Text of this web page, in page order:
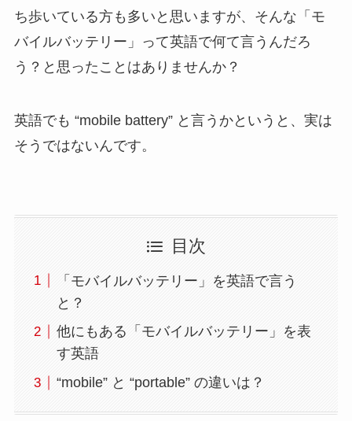
ち歩いている方も多いと思いますが、そんな「モ
バイルバッテリー」って英語で何て言うんだろ
う？と思ったことはありませんか？
英語でも “mobile battery” と言うかというと、実は
そうではないんです。
目次
「モバイルバッテリー」を英語で言う
と？
他にもある「モバイルバッテリー」を表
す英語
“mobile” と “portable” の違いは？